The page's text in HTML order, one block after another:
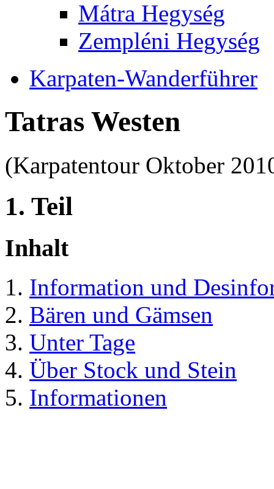
Mátra Hegység
Zempléni Hegység
Karpaten-Wanderführer
Tatras Westen
(Karpatentour Oktober
1. Teil
Inhalt
Information und
Bären und Gämsen
Unter Tage
Über Stock und Stein
Informationen